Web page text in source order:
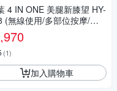
4 IN ONE 美腿新膝望 HY-
三
度三種按摩手法調節)
(1)
加入購物車